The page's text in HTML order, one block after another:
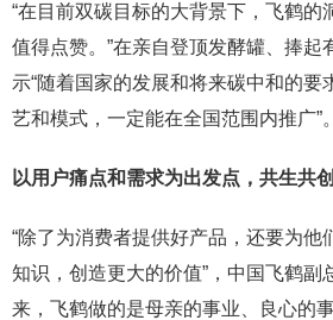
“在目前双碳目标的大背景下，飞鹤的
值得点赞。”在亲自登顶发酵罐、捧起
示“随着国家的发展和将来碳中和的要
艺和模式，一定能在全国范围内推广”。
以用户痛点和需求为出发点，共生共创
“除了为消费者提供好产品，还要为他
知识，创造更大的价值”，中国飞鹤副
来，飞鹤做的是母亲的事业、良心的